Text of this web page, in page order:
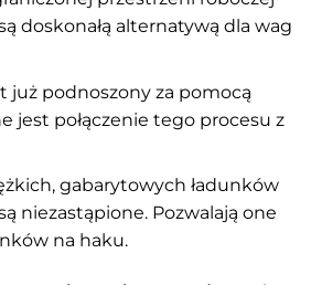
doskonałą alternatywą dla wag
już podnoszony za pomocą
jest połączenie tego procesu z
gabarytowych ładunków
niezastąpione. Pozwalają one
na haku.